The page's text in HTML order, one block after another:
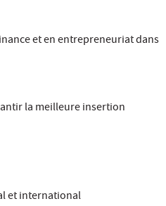
et en entrepreneuriat dans
la meilleure insertion
et international